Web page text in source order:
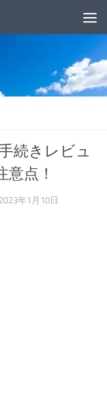
続きレビュ
点！
2023年1月10日